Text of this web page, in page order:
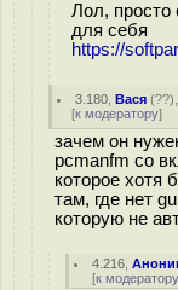
Лол, просто
для себя
https://
3.180 ,Вася (??
[к модератору]
зачем он
pcmanfm со
которое хотя
там, где нет
которую не
4.216 ,
[к модератору